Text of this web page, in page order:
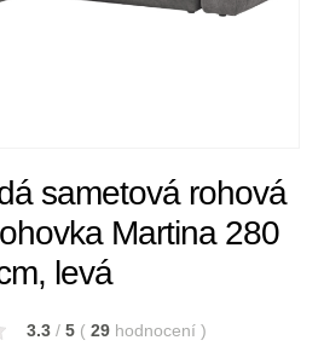
sametová rohová
Martina 280
levá
3.3 / 5 ( 29 hodnocení )